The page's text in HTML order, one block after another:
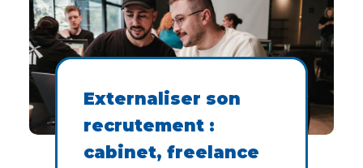
Externaliser son
recrutement :
cabinet, freelance